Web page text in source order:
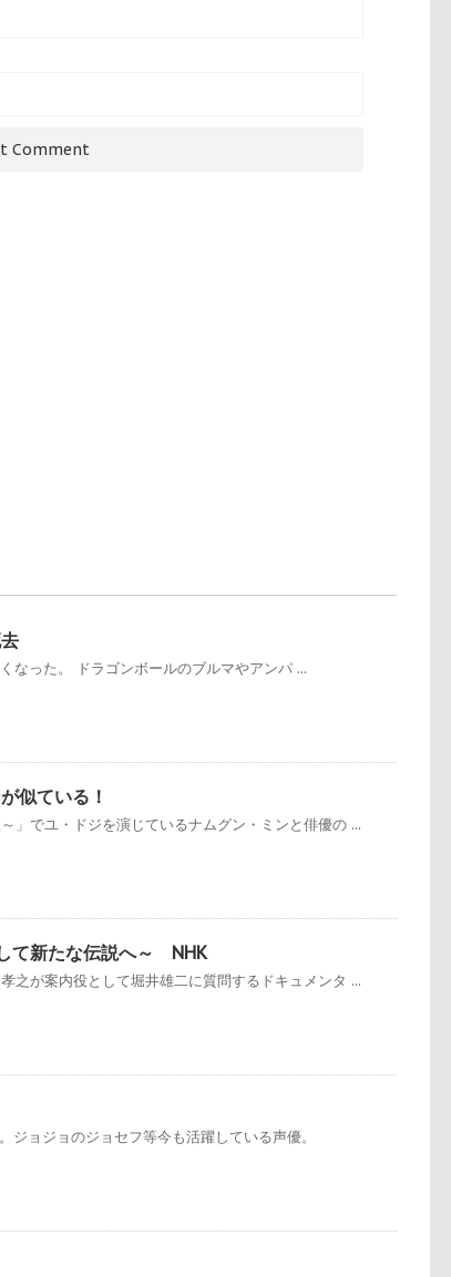
なった。 ドラゴンボールのブルマやアンパ ...
似ている！
」でユ・ドジを演じているナムグン・ミンと俳優の ...
て新たな伝説へ～ NHK
之が案内役として堀井雄二に質問するドキュメンタ ...
ョジョのジョセフ等今も活躍している声優。